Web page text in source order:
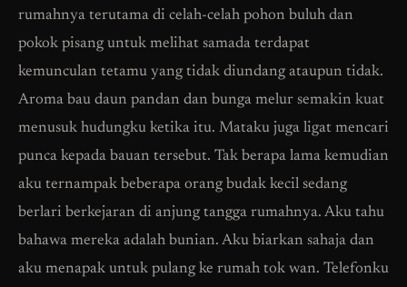
rumahnya terutama di celah-celah pohon buluh dan
pokok pisang untuk melihat samada terdapat
kemunculan tetamu yang tidak diundang ataupun tidak.
Aroma bau daun pandan dan bunga melur semakin kuat
menusuk hudungku ketika itu. Mataku juga ligat mencari
punca kepada bauan tersebut. Tak berapa lama kemudian
aku ternampak beberapa orang budak kecil sedang
berlari berkejaran di anjung tangga rumahnya. Aku tahu
bahawa mereka adalah bunian. Aku biarkan sahaja dan
aku menapak untuk pulang ke rumah tok wan. Telefonku